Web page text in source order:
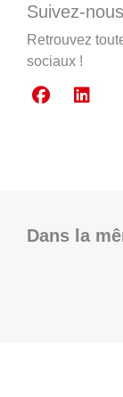
Suivez-nous
Retrouvez
sociaux !
Dans la